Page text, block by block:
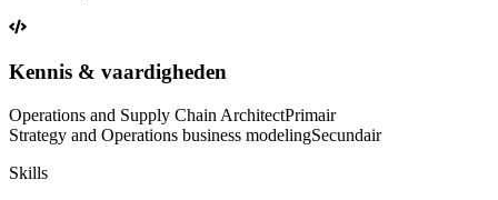
Kennis & vaardigheden
Operations and Supply Chain ArchitectPrimair
Strategy and Operations business modelingSecundair
Skills